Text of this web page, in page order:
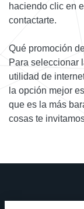
haciendo clic en
contactarte.
Qué promoción
Para seleccionar
utilidad de
la opción mejor
que es la más
cosas te